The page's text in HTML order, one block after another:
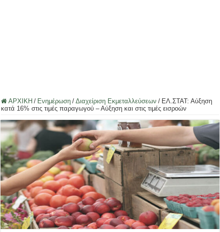
ΑΡΧΙΚΗ / Ενημέρωση / Διαχείριση Εκμεταλλεύσεων / ΕΛ.ΣΤΑΤ: Αύξηση
κατά 16% στις τιμές παραγωγού – Αύξηση και στις τιμές εισροών